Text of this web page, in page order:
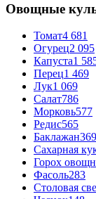
Овощные
Томат4 681
Огурец2 095
Капуста1
Перец1 469
Лук1 069
Салат786
Морковь577
Редис565
Баклажан369
Сахарная
Горох
Фасоль283
Столовая